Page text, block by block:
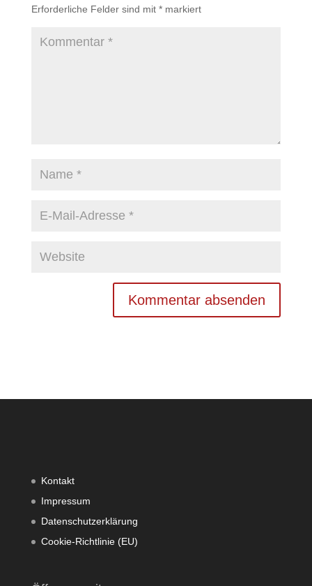
Erforderliche Felder sind mit *markiert
Kontakt
Impressum
Datenschutzerklärung
Cookie-Richtlinie (EU)